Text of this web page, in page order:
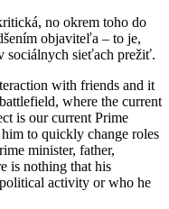
no okrem toho do
objaviteľa – to je,
sociálnych sieťach prežiť.
with friends and it
where the current
is our current Prime
to quickly change roles
minister, father,
is nothing that his
activity or who he